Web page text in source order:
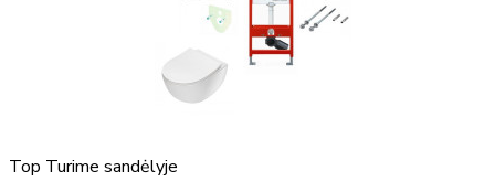
Top Turime sandėlyje